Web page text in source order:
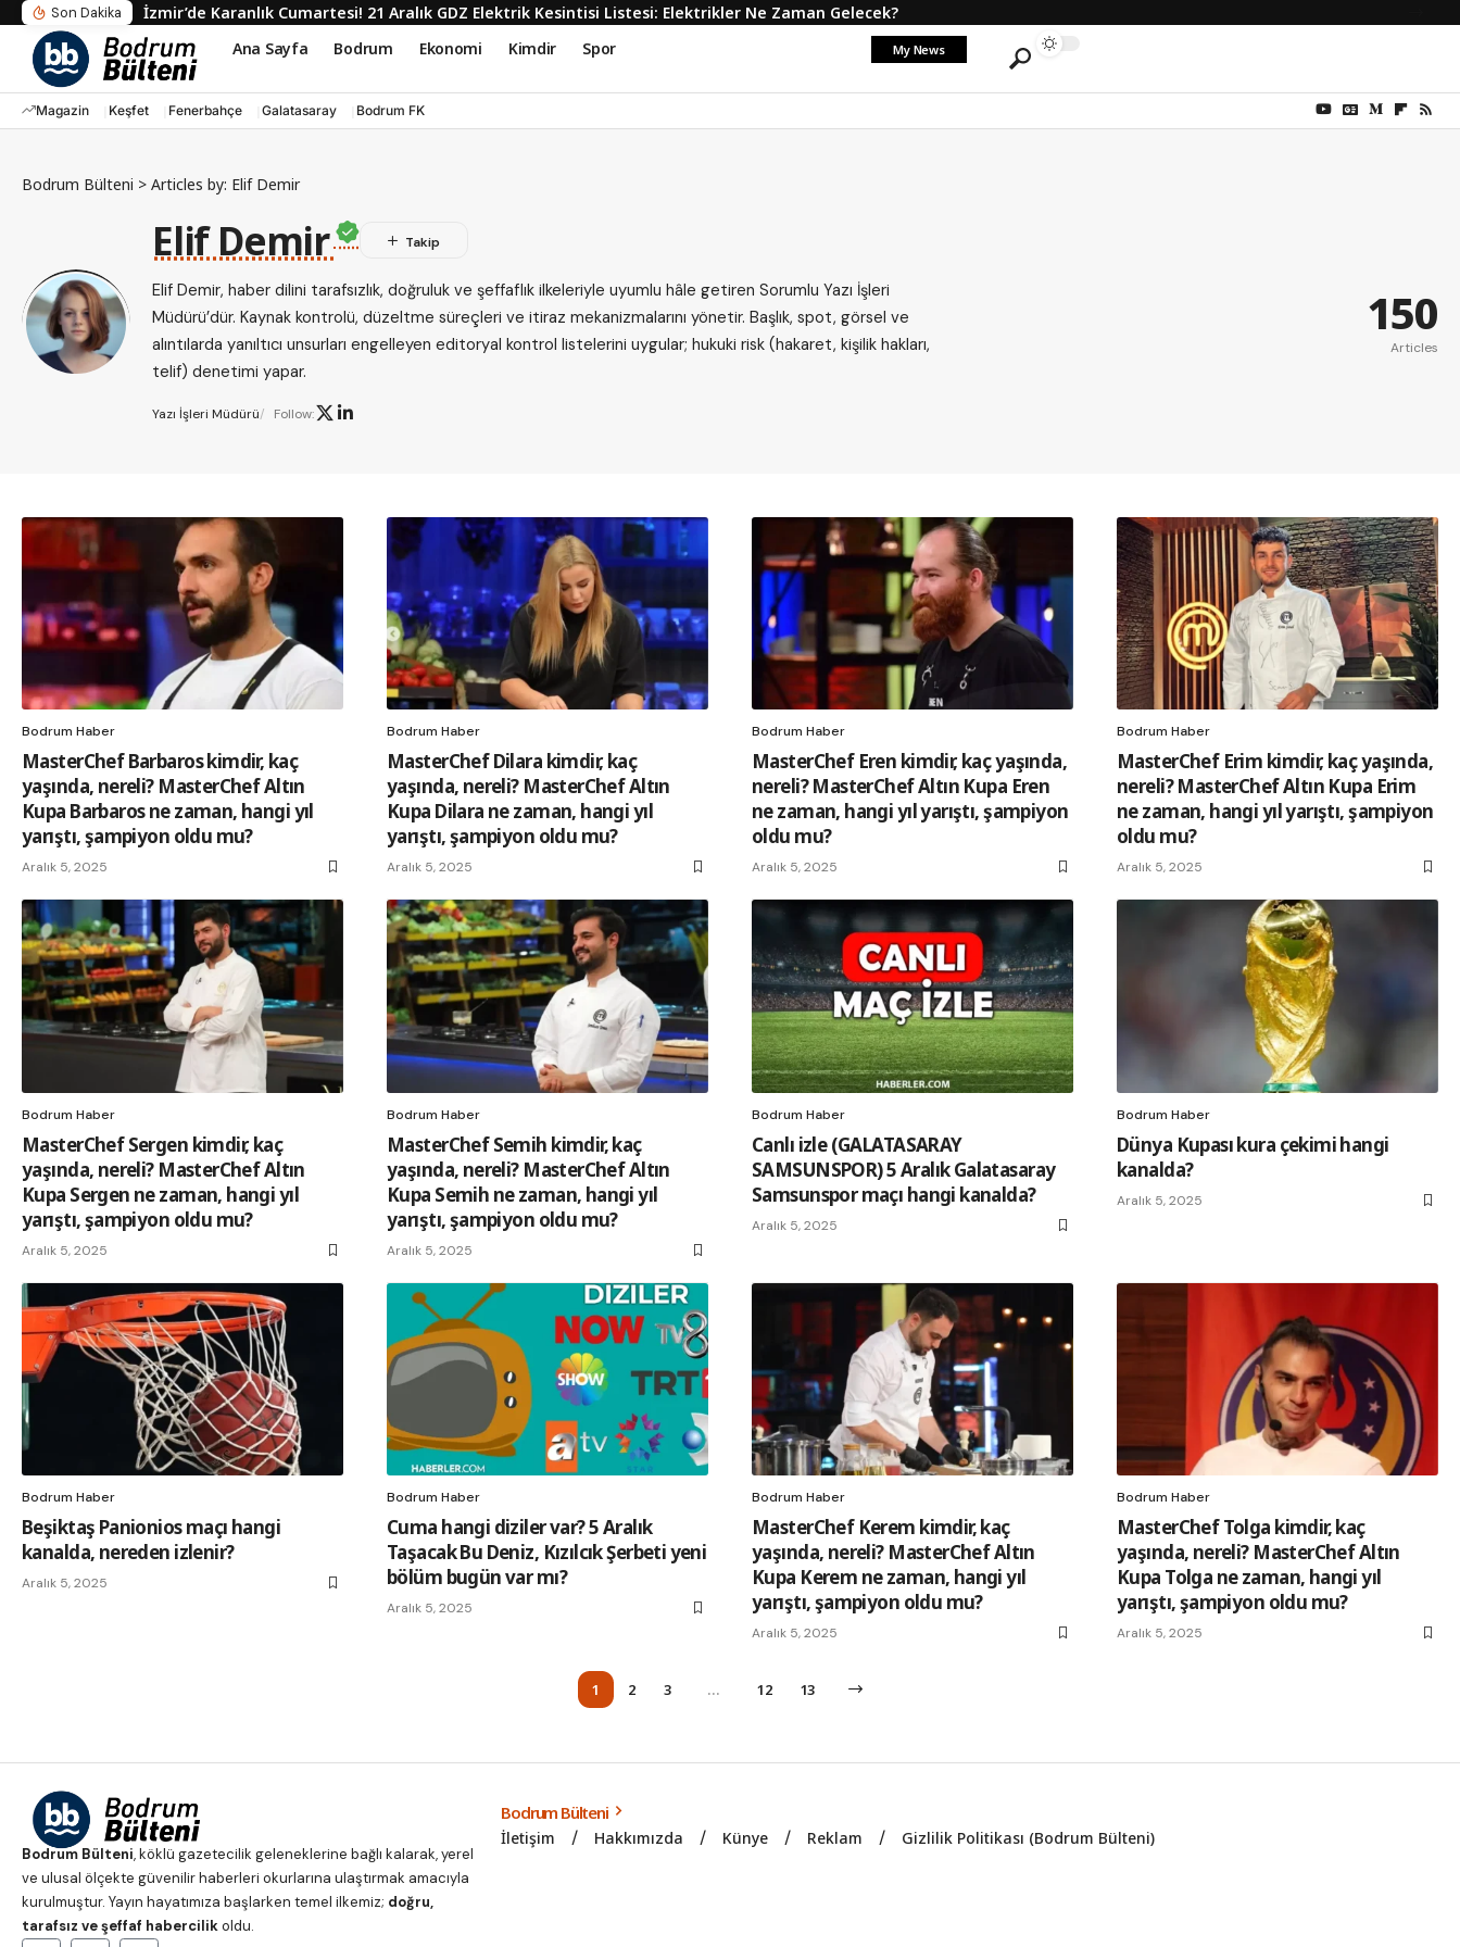
Son Dakika
Süleyman Soylu’dan Sert Yanıt: Beni İffetsiz Ortamda Arayamaz! O Telefonun Perde Arkası
Ana Sayfa
Bodrum Ekonomi Kimdir Spor My News
Magazin Keşfet Fenerbahçe Galatasaray Bodrum FK
Bodrum Bülteni > Articles by: Elif Demir
Elif Demir
Elif Demir, haber dilini tarafsızlık, doğruluk ve şeffaflık ilkeleriyle uyumlu hâle getiren Sorumlu Yazı İşleri
Müdürü’dür. Kaynak kontrolü, düzeltme süreçleri ve itiraz mekanizmalarını yönetir. Başlık, spot, görsel ve
alıntılarda yanıltıcı unsurları engelleyen editoryal kontrol listelerini uygular; hukuki risk (hakaret, kişilik hakları,
telif) denetimi yapar.
Yazı İşleri Müdürü Follow:
150
Articles
Bodrum Haber
MasterChef Barbaros kimdir, kaç
yaşında, nereli? MasterChef Altın
Kupa Barbaros ne zaman, hangi yıl
yarıştı, şampiyon oldu mu?
Aralık 5, 2025
Bodrum Haber
MasterChef Dilara kimdir, kaç
yaşında, nereli? MasterChef Altın
Kupa Dilara ne zaman, hangi yıl
yarıştı, şampiyon oldu mu?
Aralık 5, 2025
Bodrum Haber
MasterChef Eren kimdir, kaç yaşında,
nereli? MasterChef Altın Kupa Eren
ne zaman, hangi yıl yarıştı, şampiyon
oldu mu?
Aralık 5, 2025
Bodrum Haber
MasterChef Erim kimdir, kaç yaşında,
nereli? MasterChef Altın Kupa Erim
ne zaman, hangi yıl yarıştı, şampiyon
oldu mu?
Aralık 5, 2025
Bodrum Haber
MasterChef Sergen kimdir, kaç
yaşında, nereli? MasterChef Altın
Kupa Sergen ne zaman, hangi yıl
yarıştı, şampiyon oldu mu?
Aralık 5, 2025
Bodrum Haber
MasterChef Semih kimdir, kaç
yaşında, nereli? MasterChef Altın
Kupa Semih ne zaman, hangi yıl
yarıştı, şampiyon oldu mu?
Aralık 5, 2025
Bodrum Haber
Canlı izle (GALATASARAY
SAMSUNSPOR) 5 Aralık Galatasaray
Samsunspor maçı hangi kanalda?
Aralık 5, 2025
Bodrum Haber
Dünya Kupası kura çekimi hangi
kanalda?
Aralık 5, 2025
Bodrum Haber
Beşiktaş Panionios maçı hangi
kanalda, nereden izlenir?
Aralık 5, 2025
Bodrum Haber
Cuma hangi diziler var? 5 Aralık
Taşacak Bu Deniz, Kızılcık Şerbeti yeni
bölüm bugün var mı?
Aralık 5, 2025
Bodrum Haber
MasterChef Kerem kimdir, kaç
yaşında, nereli? MasterChef Altın
Kupa Kerem ne zaman, hangi yıl
yarıştı, şampiyon oldu mu?
Aralık 5, 2025
Bodrum Haber
MasterChef Tolga kimdir, kaç
yaşında, nereli? MasterChef Altın
Kupa Tolga ne zaman, hangi yıl
yarıştı, şampiyon oldu mu?
Aralık 5, 2025
1 2 3 … 12 13
Bodrum Bülteni, köklü gazetecilik geleneklerine bağlı kalarak, yerel
ve ulusal ölçekte güvenilir haberleri okurlarına ulaştırmak amacıyla
kurulmuştur. Yayın hayatımıza başlarken temel ilkemiz; doğru,
tarafsız ve şeffaf habercilikoldu.
Bodrum Bülteni
İletişim Hakkımızda Künye Reklam Gizlilik Politikası (Bodrum Bülteni)